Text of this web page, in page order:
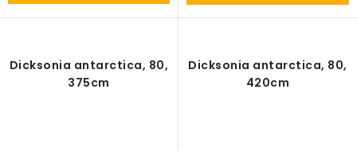
Dicksonia antarctica, 80,
375cm
Dicksonia antarctica, 80,
420cm